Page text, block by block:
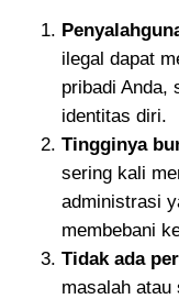
ilegal dapat
pribadi Anda,
identitas diri.
Tingginya
sering kali
administrasi
membebani
Tidak ada
masalah atau